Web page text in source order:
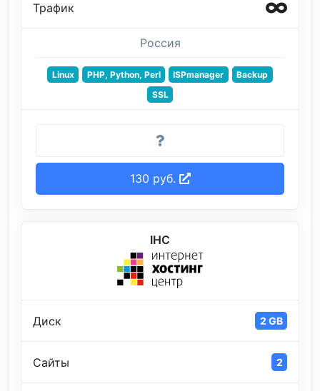
Трафик
Россия
Linux PHP, Python, Perl ISPmanager
Backup
SSL
130 руб.
IHC
Диск 2 GB
Сайты 2